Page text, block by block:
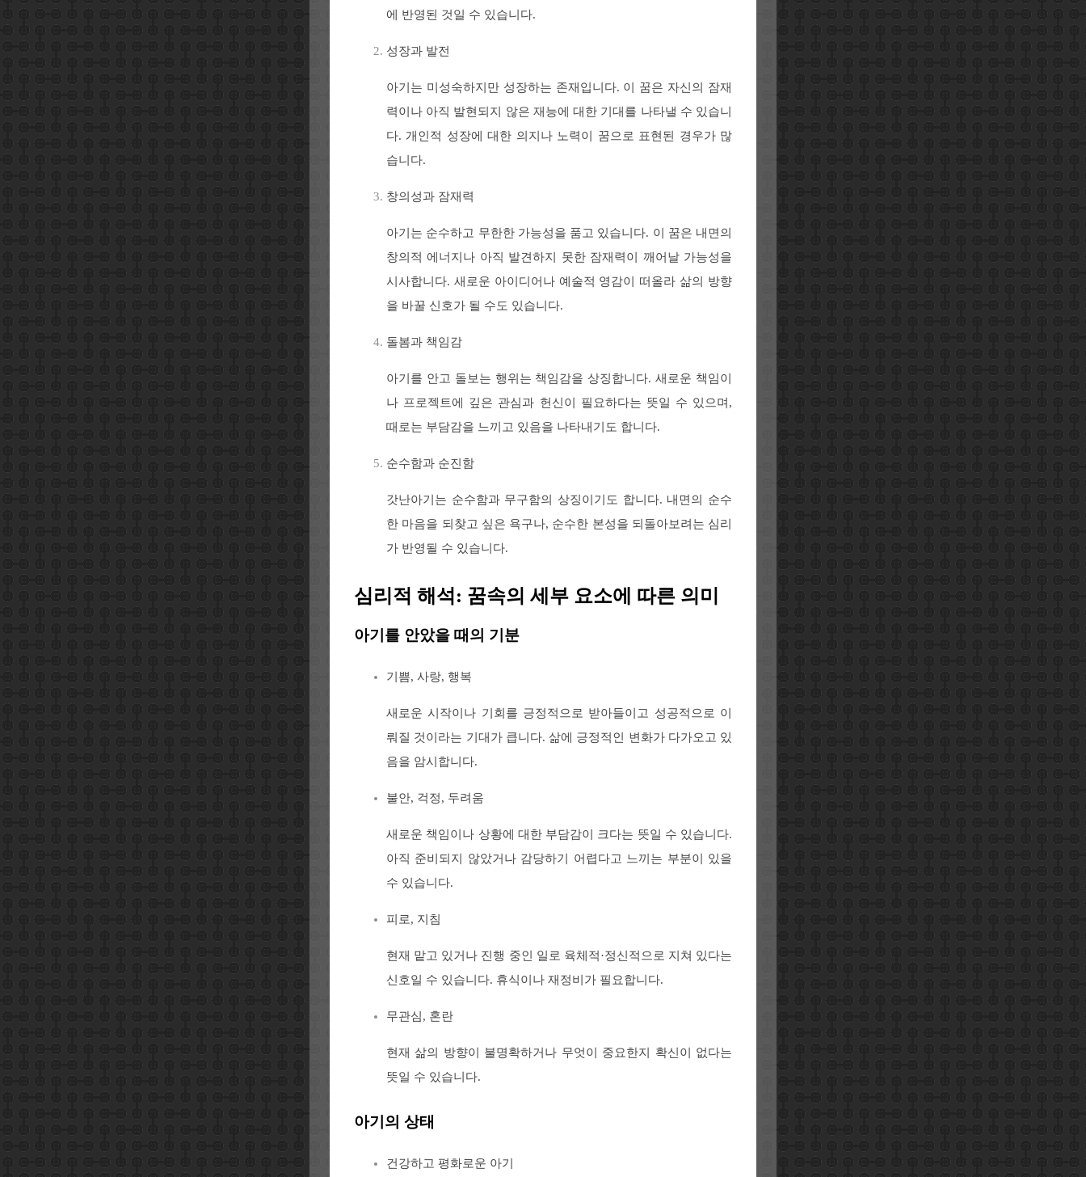
에 반영된 것일 수 있습니다.
성장과 발전
아기는 미성숙하지만 성장하는 존재입니다. 이 꿈은 자신의 잠재
력이나 아직 발현되지 않은 재능에 대한 기대를 나타낼 수 있습니
다. 개인적 성장에 대한 의지나 노력이 꿈으로 표현된 경우가 많
습니다.
창의성과 잠재력
아기는 순수하고 무한한 가능성을 품고 있습니다. 이 꿈은 내면의
창의적 에너지나 아직 발견하지 못한 잠재력이 깨어날 가능성을
시사합니다. 새로운 아이디어나 예술적 영감이 떠올라 삶의 방향
을 바꿀 신호가 될 수도 있습니다.
돌봄과 책임감
아기를 안고 돌보는 행위는 책임감을 상징합니다. 새로운 책임이
나 프로젝트에 깊은 관심과 헌신이 필요하다는 뜻일 수 있으며,
때로는 부담감을 느끼고 있음을 나타내기도 합니다.
순수함과 순진함
갓난아기는 순수함과 무구함의 상징이기도 합니다. 내면의 순수
한 마음을 되찾고 싶은 욕구나, 순수한 본성을 되돌아보려는 심리
가 반영될 수 있습니다.
심리적 해석: 꿈속의 세부 요소에 따른 의미
아기를 안았을 때의 기분
기쁨, 사랑, 행복
새로운 시작이나 기회를 긍정적으로 받아들이고 성공적으로 이
뤄질 것이라는 기대가 큽니다. 삶에 긍정적인 변화가 다가오고 있
음을 암시합니다.
불안, 걱정, 두려움
새로운 책임이나 상황에 대한 부담감이 크다는 뜻일 수 있습니다.
아직 준비되지 않았거나 감당하기 어렵다고 느끼는 부분이 있을
수 있습니다.
피로, 지침
현재 맡고 있거나 진행 중인 일로 육체적·정신적으로 지쳐 있다는
신호일 수 있습니다. 휴식이나 재정비가 필요합니다.
무관심, 혼란
현재 삶의 방향이 불명확하거나 무엇이 중요한지 확신이 없다는
뜻일 수 있습니다.
아기의 상태
건강하고 평화로운 아기